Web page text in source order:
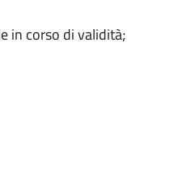
in corso di validità;